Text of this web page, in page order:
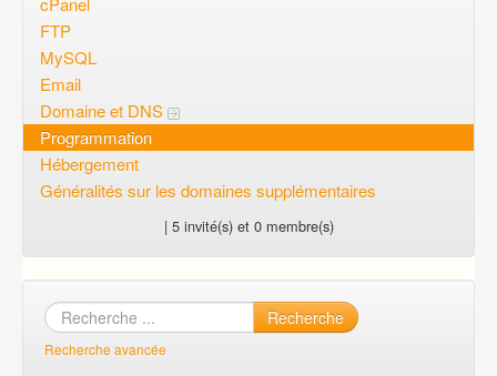
Voulez-vous vous inscrire?
Connexion
FTP
MySQL
Email
Domaine et DNS
Programmation
Hébergement
Généralités sur les domaines supplémentaires
| 5 invité(s) et 0 membre(s)
Recherche
Recherche avancée